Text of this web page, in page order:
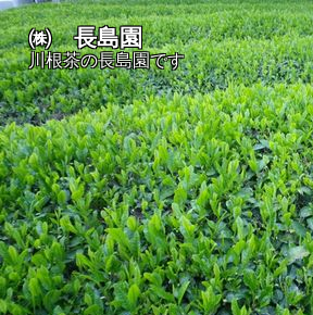
㈱ 長島園
川根茶の長島園です